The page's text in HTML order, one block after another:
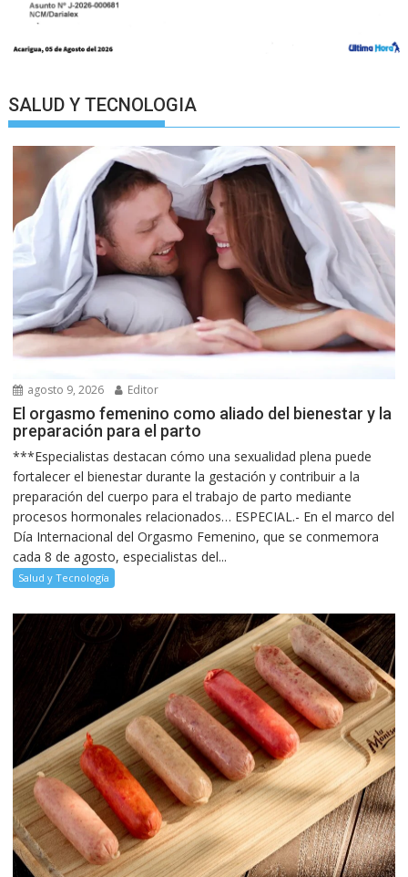
SALUD Y TECNOLOGIA
agosto 9, 2026 Editor
El orgasmo femenino como aliado del bienestar y la
preparación para el parto
***Especialistas destacan cómo una sexualidad plena puede
fortalecer el bienestar durante la gestación y contribuir a la
preparación del cuerpo para el trabajo de parto mediante
procesos hormonales relacionados… ESPECIAL.- En el marco del
Día Internacional del Orgasmo Femenino, que se conmemora
cada 8 de agosto, especialistas del...
Salud y Tecnología